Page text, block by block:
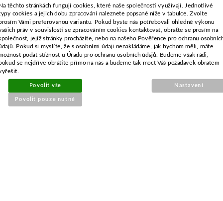
průměr středu-14,2 mm
rozteč-70,0 mm
průměr vnějších děr-12,7 mm
SOUVISEJÍCÍ PRODUKTY
těchto stránkách fungují cookies, které naše společnosti využívají. Jednotlivé
cookies a jejich dobu zpracování naleznete popsané níže v tabulce. Zvolte
Vámi preferovanou variantu. Pokud byste nás potřebovali ohledně výkonu
práv v souvislosti se zpracováním cookies kontaktovat, obraťte se prosím na
jejíž stránky procházíte, nebo na našeho Pověřence pro ochranu
Pokud si myslíte, že s osobními údaji nenakládáme, jak bychom měli, máte
podat stížnost u Úřadu pro ochranu osobních údajů. Budeme však rádi,
se nejdříve obrátíte přímo na nás a budeme tak moct Váš požadavek obratem
Povolit vše
Povolit pouze nutné
Nastavení